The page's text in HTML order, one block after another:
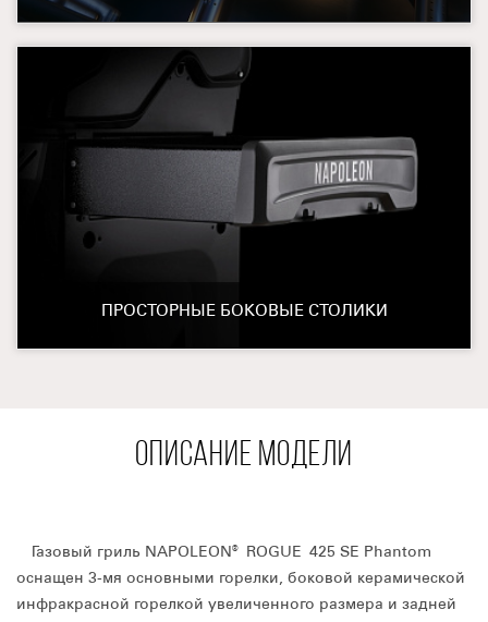
ПРОСТОРНЫЕ БОКОВЫЕ СТОЛИКИ
ОПИСАНИЕ МОДЕЛИ
Газовый гриль NAPOLEON® ROGUE 425 SE Phantom
оснащен 3-мя основными горелки, боковой керамической
инфракрасной горелкой увеличенного размера и задней